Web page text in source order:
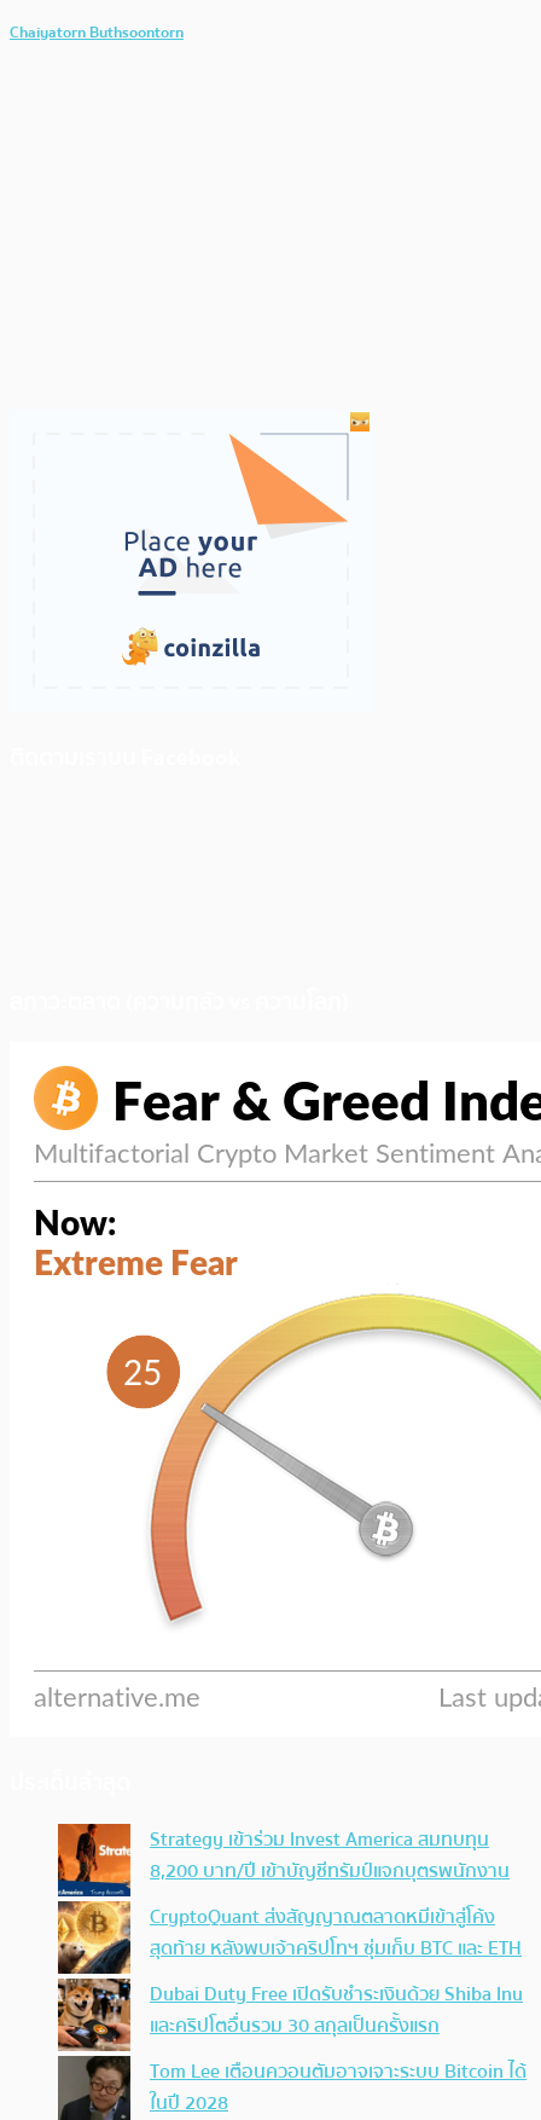
Chaiyatorn Buthsoontorn
Strategy เข้าร่วม Invest America สมทบทุน
8,200 บาท/ปี เข้าบัญชีทรัมป์แจกบุตรพนักงาน
CryptoQuant ส่งสัญญาณตลาดหมีเข้าสู่โค้ง
สุดท้าย หลังพบเจ้าคริปโทฯ ซุ่มเก็บ BTC และ ETH
Dubai Duty Free เปิดรับชำระเงินด้วย Shiba Inu
และคริปโตอื่นรวม 30 สกุลเป็นครั้งแรก
Tom Lee เตือนควอนตัมอาจเจาะระบบ Bitcoin ได้
ในปี 2028